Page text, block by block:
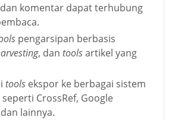
komentar dapat terhubung
pengarsipan berbasis
, dan toolsartikel yang
tools ekspor ke berbagai sistem
CrossRef, Google
lainnya.